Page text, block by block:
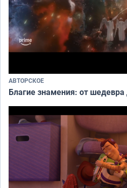
АВТОРСКОЕ
Благие знамения: от